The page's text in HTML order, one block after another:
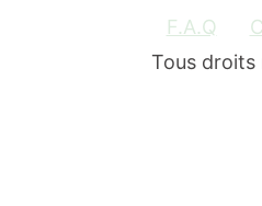
F.A.Q
Tous droits